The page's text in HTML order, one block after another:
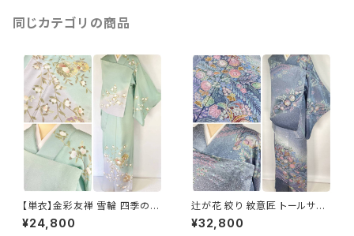
同じカテゴリの商品
【単衣】金彩友禅 雪輪 四季の
花々 正絹 訪問着 黄緑 青緑 紫
1418
¥24,800
辻が花 絞り 紋意匠 トールサイ
ズ 金彩 訪問着 正絹 袷 青 ブル
ー 紫 1273
¥32,800